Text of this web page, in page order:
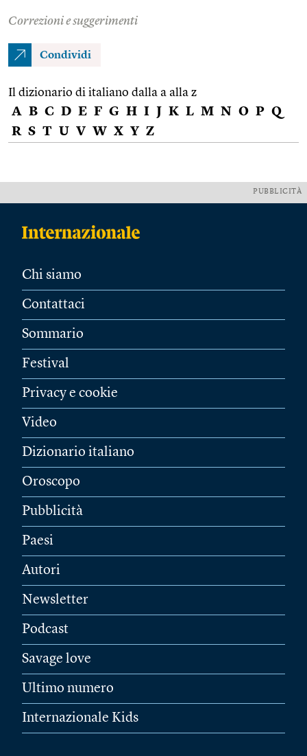
Correzioni e suggerimenti
Condividi
Il dizionario di italiano dalla a alla z
A B C D E F G H I J K L M N O P Q
R S T U V W X Y Z
PUBBLICITÀ
Chi siamo
Contattaci
Sommario
Festival
Privacy e cookie
Video
Dizionario italiano
Oroscopo
Pubblicità
Paesi
Autori
Newsletter
Podcast
Savage love
Ultimo numero
Internazionale Kids